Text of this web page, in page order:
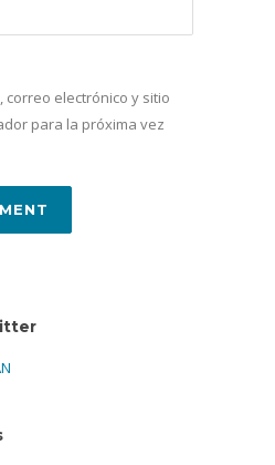
correo electrónico y sitio
para la próxima vez